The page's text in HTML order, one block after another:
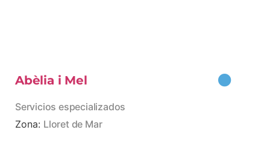
Abèlia i Mel
Servicios especializados
Zona: Lloret de Mar